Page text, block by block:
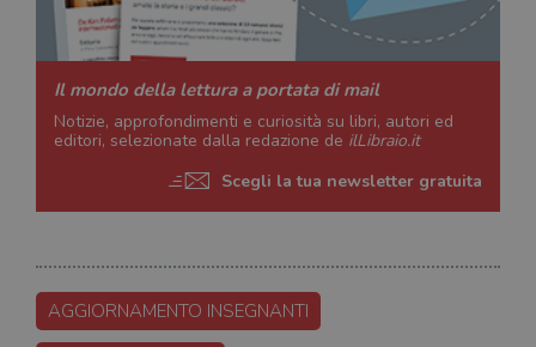
Il mondo della lettura a portata di mail
Notizie, approfondimenti e curiosità su libri, autori ed
editori, selezionate dalla redazione de ilLibraio.it
Scegli la tua newsletter gratuita
AGGIORNAMENTO INSEGNANTI